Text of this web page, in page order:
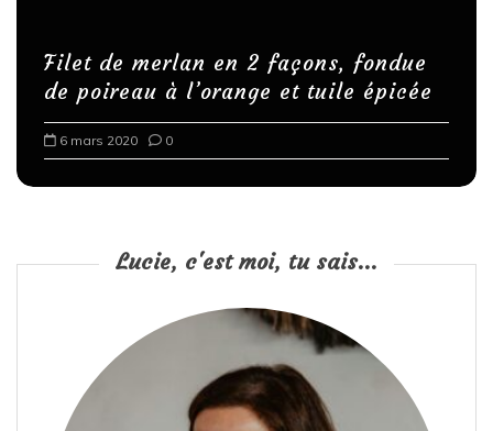
Filet de merlan en 2 façons, fondue
de poireau à l’orange et tuile épicée
6 mars 2020 0
Lucie, c'est moi, tu sais...